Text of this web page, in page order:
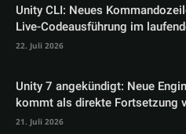
Unity CLI: Neues
Live-Codeausführung im
22. Juli 2026
Unity 7 angekündigt: Neue
kommt als direkte Fortsetzung
21. Juli 2026